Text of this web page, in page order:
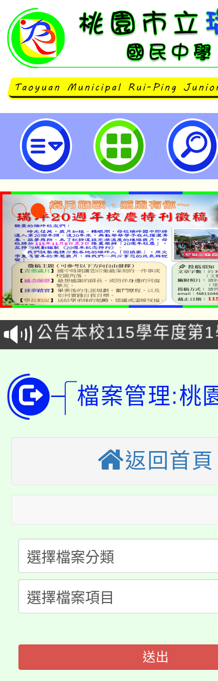
桃園市立瑞坪國民中學
「2026金融保險知識
車」活動
桃園市115學年度學生
生本土語及新住民語歌
公告本校115學年度第
代理(課)教師甄選結果(
公告本校115學年度第
代理(課)教師甄選結果(
《TA101》溝通分析基
心理、諮商輔導、社會
系所師生報名參加。
轉知苗栗縣政府辦理
門員」簡章及活動海報
「桃園市補助參觀特色
展演活動實施計畫」
115年度「教育部表揚
義教育推展貢獻獎」
「2026 ART TAIPEI臺
博覽會」之「藝術教育
車」活動
桃園市115學年度學生
生本土語及新住民語歌
公告本校115學年度第
代理(課)教師甄選結果(
公告本校115學年度第
轉知中國文化大學推廣
《TA101》溝通分析基
程，歡迎學生輔導中心
轉知苗栗縣政府辦理
縣市「校園短影音徵選
桃園市115學年度學生
檔案管理:桃
返回首頁
送出